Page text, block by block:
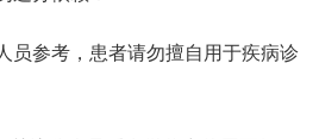
员参考，患者请勿擅自用于疾病诊